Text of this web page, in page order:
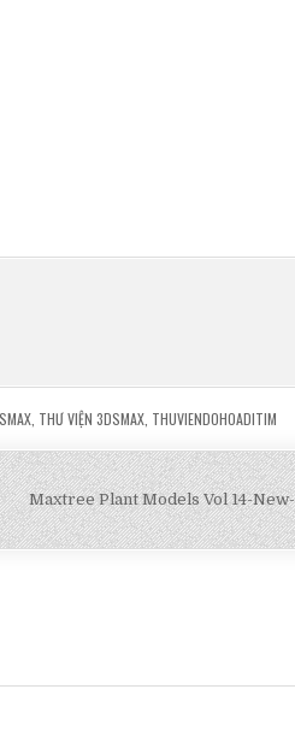
, THƯ VIỆN 3DSMAX, THUVIENDOHOADITIM
Maxtree Plant Models Vol 14-